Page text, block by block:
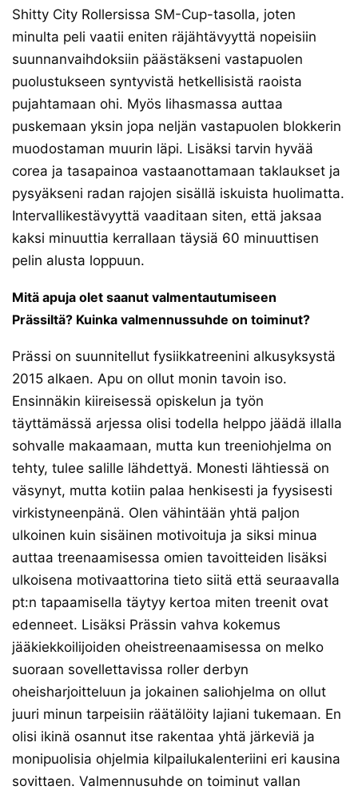
Shitty City Rollersissa SM-Cup-tasolla, joten
minulta peli vaatii eniten räjähtävyyttä nopeisiin
suunnanvaihdoksiin päästäkseni vastapuolen
puolustukseen syntyvistä hetkellisistä raoista
pujahtamaan ohi. Myös lihasmassa auttaa
puskemaan yksin jopa neljän vastapuolen blokkerin
muodostaman muurin läpi. Lisäksi tarvin hyvää
corea ja tasapainoa vastaanottamaan taklaukset ja
pysyäkseni radan rajojen sisällä iskuista huolimatta.
Intervallikestävyyttä vaaditaan siten, että jaksaa
kaksi minuuttia kerrallaan täysiä 60 minuuttisen
pelin alusta loppuun.
Mitä apuja olet saanut valmentautumiseen
Prässiltä? Kuinka valmennussuhde on toiminut?
Prässi on suunnitellut fysiikkatreenini alkusyksystä
2015 alkaen. Apu on ollut monin tavoin iso.
Ensinnäkin kiireisessä opiskelun ja työn
täyttämässä arjessa olisi todella helppo jäädä illalla
sohvalle makaamaan, mutta kun treeniohjelma on
tehty, tulee salille lähdettyä. Monesti lähtiessä on
väsynyt, mutta kotiin palaa henkisesti ja fyysisesti
virkistyneenpänä. Olen vähintään yhtä paljon
ulkoinen kuin sisäinen motivoituja ja siksi minua
auttaa treenaamisessa omien tavoitteiden lisäksi
ulkoisena motivaattorina tieto siitä että seuraavalla
pt:n tapaamisella täytyy kertoa miten treenit ovat
edenneet. Lisäksi Prässin vahva kokemus
jääkiekkoilijoiden oheistreenaamisessa on melko
suoraan sovellettavissa roller derbyn
oheisharjoitteluun ja jokainen saliohjelma on ollut
juuri minun tarpeisiin räätälöity lajiani tukemaan. En
olisi ikinä osannut itse rakentaa yhtä järkeviä ja
monipuolisia ohjelmia kilpailukalenteriini eri kausina
sovittaen. Valmennusuhde on toiminut vallan